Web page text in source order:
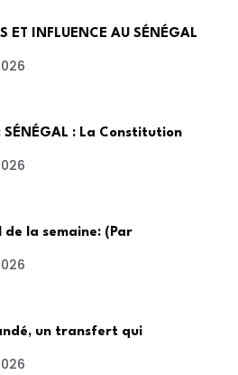
ET INFLUENCE AU SÉNÉGAL
SÉNÉGAL : La Constitution
de la semaine: (Par
un transfert qui